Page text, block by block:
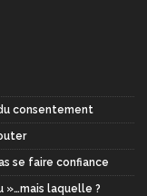
consentement
se faire confiance
»…mais laquelle ?